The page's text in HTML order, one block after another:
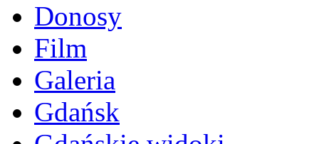
Donosy
Film
Galeria
Gdańsk